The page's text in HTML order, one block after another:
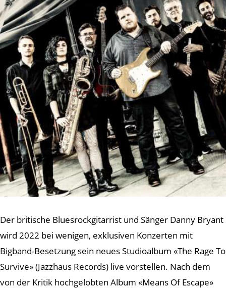
Der britische Bluesrockgitarrist und Sänger Danny Bryant
wird 2022 bei wenigen, exklusiven Konzerten mit
Bigband-Besetzung sein neues Studioalbum «The Rage To
Survive» (Jazzhaus Records) live vorstellen. Nach dem
von der Kritik hochgelobten Album «Means Of Escape»